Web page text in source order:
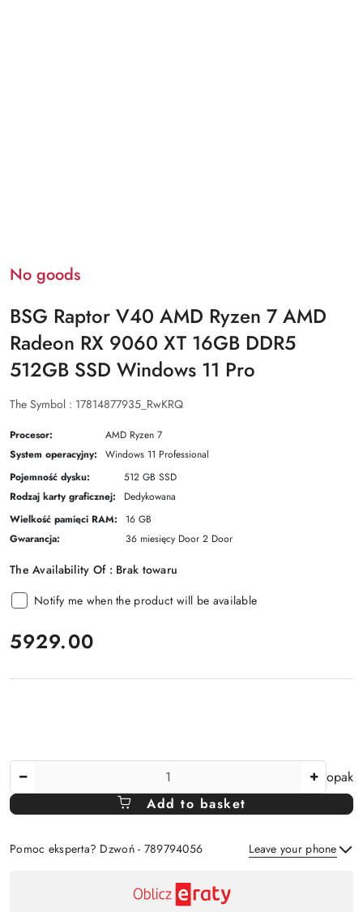
No goods
BSG Raptor V40 AMD Ryzen 7 AMD
Radeon RX 9060 XT 16GB DDR5
512GB SSD Windows 11 Pro
The Symbol : 17814877935_RwKRQ
Procesor:
AMD Ryzen 7
System operacyjny:
Windows 11 Professional
Pojemność dysku:
512 GB SSD
Rodzaj karty graficznej:
Dedykowana
Wielkość pamięci RAM:
16 GB
Gwarancja:
36 miesięcy Door 2 Door
The Availability Of : Brak towaru
Notify me when the product will be available
price:
5929.00
Amount
Of
opak
Add to basket
Pomoc eksperta? Dzwoń - 789794056 Leave your phone